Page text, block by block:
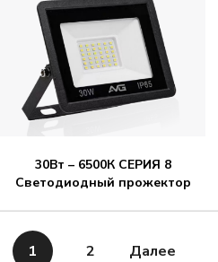
30Вт – 6500К СЕРИЯ 8
Светодиодный прожектор
1 2 Далее